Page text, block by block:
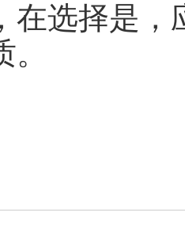
在选择是